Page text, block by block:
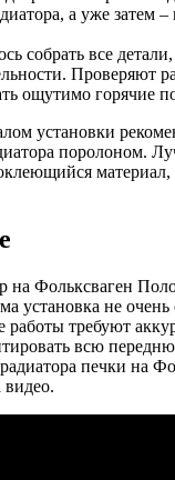
а уже затем
собрать все
Проверяют
ощутимо горячие
установки
поролоном.
на Фольксваген
установка не
работы требуют
всю
печки на